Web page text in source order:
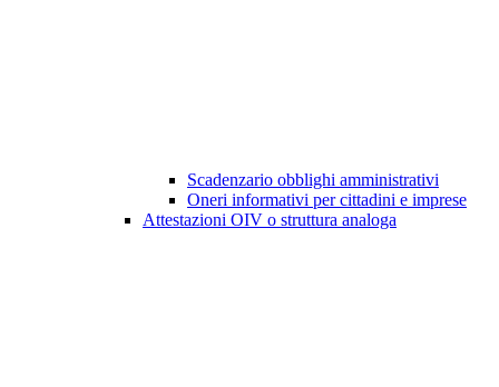
Scadenzario obblighi amministrativi
Oneri informativi per cittadini e imprese
Attestazioni OIV o struttura analoga